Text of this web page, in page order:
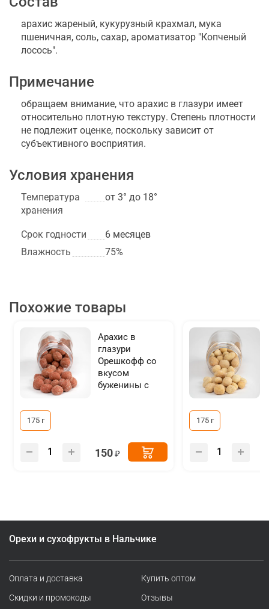
арахис жареный, кукурузный крахмал, мука
пшеничная, соль, сахар, ароматизатор "Копченый
лосось".
Примечание
обращаем внимание, что арахис в глазури имеет
относительно плотную текстуру. Степень плотности
не подлежит оценке, поскольку зависит от
субъективного восприятия.
Условия хранения
Температура
хранения
от 3° до 18°
Срок годности
6 месяцев
Влажность
75%
Похожие товары
Арахис в
глазури
Орешкофф со
вкусом
буженины с
175 г
150
175 г
Орехи и сухофрукты в Нальчике
Оплата и доставка
Скидки и промокоды
Купить оптом
Отзывы